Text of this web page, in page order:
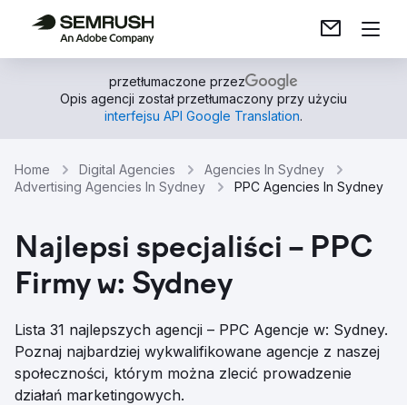
przetłumaczone przez
Opis agencji został przetłumaczony przy użyciu
interfejsu API Google Translation.
Home Digital Agencies
Agencies In Sydney
Advertising Agencies In Sydney
PPC Agencies In Sydney
Najlepsi specjaliści – PPC
Firmy w: Sydney
Lista 31 najlepszych agencji – PPC Agencje w: Sydney.
Poznaj najbardziej wykwalifikowane agencje z naszej
społeczności, którym można zlecić prowadzenie
działań marketingowych.